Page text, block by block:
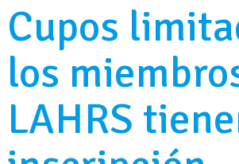
Cupos
los
LAHRS